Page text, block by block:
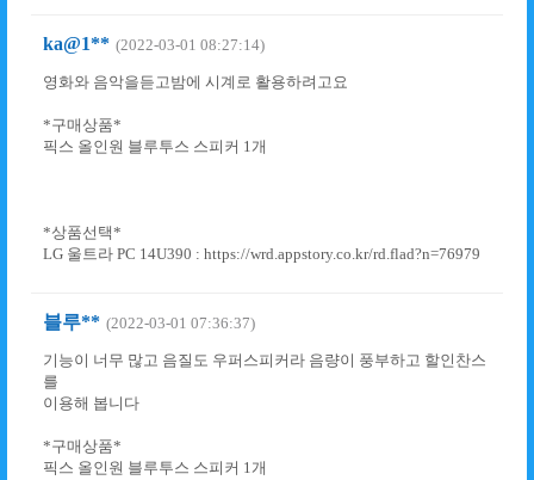
ka@1** (2022-03-01 08:27:14)
영화와 음악을듣고밤에 시계로 활용하려고요
*구매상품*
픽스 올인원 블루투스 스피커 1개
*상품선택*
LG 울트라 PC 14U390 : https://wrd.appstory.co.kr/rd.flad?n=76979
블루** (2022-03-01 07:36:37)
기능이 너무 많고 음질도 우퍼스피커라 음량이 풍부하고 할인찬스
를
이용해 봅니다
*구매상품*
픽스 올인원 블루투스 스피커 1개